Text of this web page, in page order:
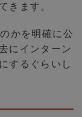
きます。
かを明確に公
にインターン
するぐらいし